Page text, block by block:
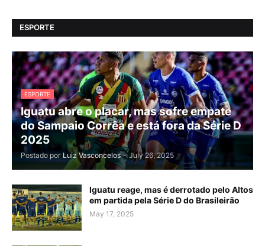
ESPORTE
ESPORTE
Iguatu abre o placar, mas sofre empate
do Sampaio Corrêa e está fora da Série D
2025
Postado por Luiz Vasconcelos - July 26, 2025
Iguatu reage, mas é derrotado pelo Altos
em partida pela Série D do Brasileirão
May 17, 2025